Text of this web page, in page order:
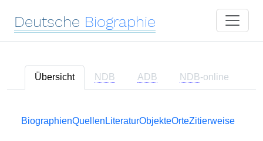
Deutsche Biographie
Übersicht NDB ADB NDB-online
BiographienQuellen LiteraturObjekteOrteZitierweise